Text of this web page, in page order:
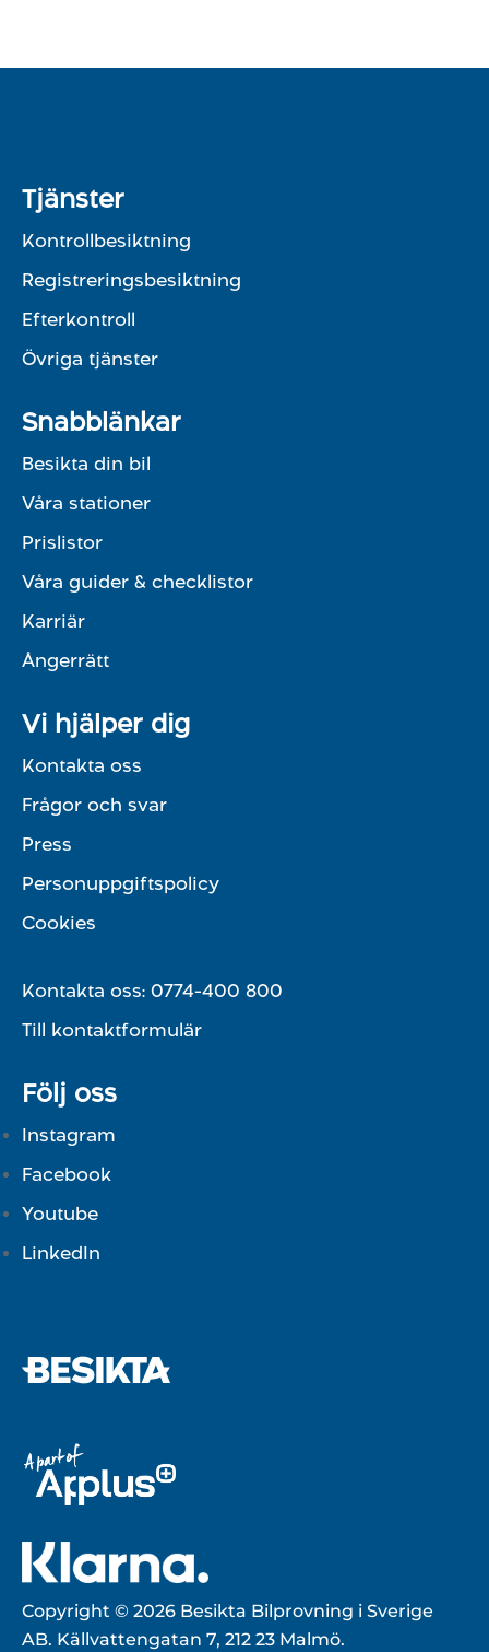
Tjänster
Kontrollbesiktning
Registreringsbesiktning
Efterkontroll
Övriga tjänster
Snabblänkar
Besikta din bil
Våra stationer
Prislistor
Våra guider & checklistor
Karriär
Ångerrätt
Vi hjälper dig
Kontakta oss
Frågor och svar
Press
Personuppgiftspolicy
Cookies
Kontakta oss: 0774-400 800
Till kontaktformulär
Följ oss
Instagram
Facebook
Youtube
LinkedIn
Copyright © 2026 Besikta Bilprovning i Sverige
AB. Källvattengatan 7, 212 23 Malmö.